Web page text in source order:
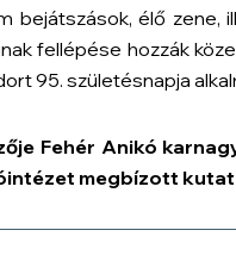
bejátszások, élő zene,
fellépése hozzák
95. születésnapja
Fehér Anikó
megbízott